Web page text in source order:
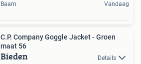
Baarn Vandaag
C.P. Company Goggle Jacket - Groen
maat 56
Bieden Details